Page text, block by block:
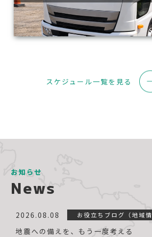
スケジュール一覧を見る
お知らせ
News
2026.08.08 お役立ちブログ（地域情
地震への備えを、もう一度考える